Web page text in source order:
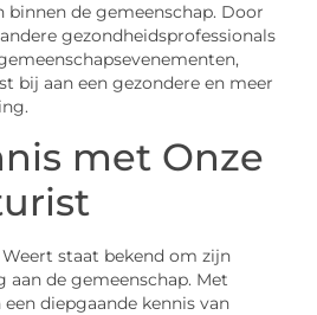
binnen de gemeenschap. Door
gezondheidsprofessionals
bij aan een gezondere en meer
met Onze
staat bekend om zijn
aan de gemeenschap. Met
diepgaande kennis van